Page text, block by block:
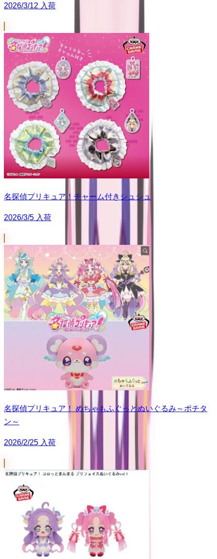
2026/3/12 入荷
名探偵プリキュア！チャーム付きシュシュ
2026/3/5 入荷
名探偵プリキュア！ めちゃもふぐっとぬいぐるみ～ポチタ
ン～
2026/2/25 入荷